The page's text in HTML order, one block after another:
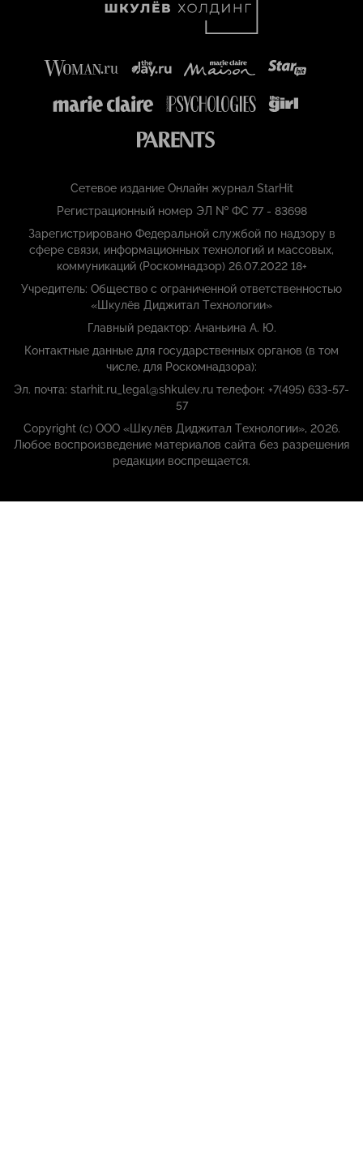
Сетевое издание Онлайн журнал StarHit
Регистрационный номер ЭЛ № ФС 77 - 83698
Зарегистрировано Федеральной службой по надзору в
сфере связи, информационных технологий и массовых,
коммуникаций (Роскомнадзор) 26.07.2022 18+
Учредитель: Общество с ограниченной ответственностью
«Шкулёв Диджитал Технологии»
Главный редактор: Ананьина А. Ю.
Контактные данные для государственных органов (в том
числе, для Роскомнадзора):
Эл. почта: starhit.ru_legal@shkulev.ru телефон: +7(495) 633-57-
57
Copyright (с) ООО «Шкулёв Диджитал Технологии», 2026.
Любое воспроизведение материалов сайта без разрешения
редакции воспрещается.